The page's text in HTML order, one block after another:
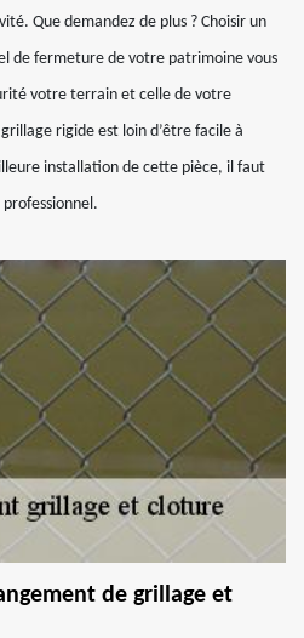
Que demandez de plus ? Choisir un
de fermeture de votre patrimoine vous
votre terrain et celle de votre
rigide est loin d’être facile à
installation de cette pièce, il faut
de grillage et